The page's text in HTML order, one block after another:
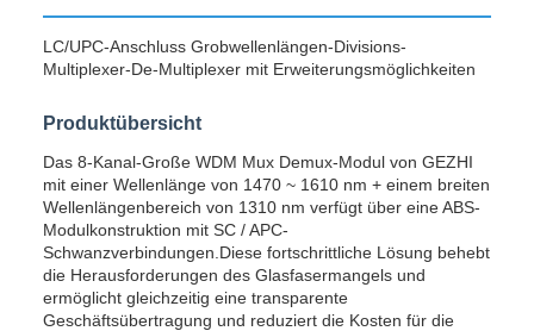
LC/UPC-Anschluss Grobwellenlängen-Divisions-
Multiplexer-De-Multiplexer mit Erweiterungsmöglichkeiten
Produktübersicht
Das 8-Kanal-Große WDM Mux Demux-Modul von GEZHI
mit einer Wellenlänge von 1470 ~ 1610 nm + einem breiten
Wellenlängenbereich von 1310 nm verfügt über eine ABS-
Modulkonstruktion mit SC / APC-
Schwanzverbindungen.Diese fortschrittliche Lösung behebt
die Herausforderungen des Glasfasermangels und
ermöglicht gleichzeitig eine transparente
Geschäftsübertragung und reduziert die Kosten für die